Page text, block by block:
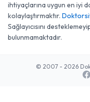
ihtiyaçlarına uygun en iyi
kolaylaştırmaktır.
Sağlayıcısını
bulunmamaktadır.
© 2007 - 2026